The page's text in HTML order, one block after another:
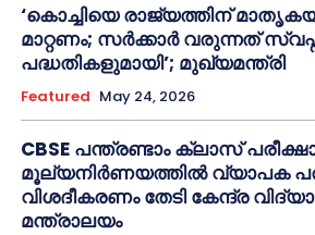
‘കൊച്ചിയെ രാജ്യത്തിന്
മാറ്റണം; സർക്കാർ വരുന്നത്
പദ്ധതികളുമായി’; മുഖ്യമന്ത്രി
Featured May 24, 2026
CBSE പന്ത്രണ്ടാം ക്ലാസ്
മൂല്യനിർണയത്തിൽ വ്യാപക
വിശദീകരണം തേടി കേന്ദ്ര
മന്ത്രാലയം